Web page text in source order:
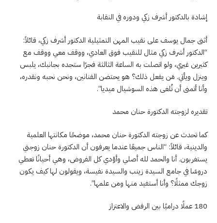
إشادة بالدكتور أشرف زكي ودوره في النقابة
أثنى جمال يوسف على نقيب المهن التمثيلية الدكتور أشرف زكي، قائلاً:
“الدكتور أشرف زكي مثال للنقيب فوق العادي، ووقف معي ووقف مع
كثيرين غيري، ولو اتصلت به الساعة الثالثة فجرًا ستجده بجانبك، يلبس
وينزل ويأتي. مَن يفعل ذلك؟ هو يحتضن الفنانين، ونحن نحبه ونقدره،
وأنا أتمنى أن تُلغى هذه السوشيال ميديا”.
تقديره لزوجته الدكتورة حنان محمد
كما تحدث عن زوجته الدكتورة حنان محمد، موضحًا مكانتها العلمية
والدينية، قائلاً: “الناس جميعًا عندما يعرفون أن الدكتورة حنان زوجتي
يستغربون. أنا والحمد لله أصلي وأؤدي كل الفروض، وهي أحيانًا تعطي
دروسًا في جامع السيدة زينب والسيدة نفيسة، ويقولون لها كيف يكون
زوجك ممثلًا؟ وأنا أستفيد منها ومن علمها”.
180 عملًا دراميًا بين الرفض والاعتزاز